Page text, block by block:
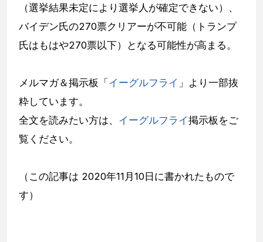
（選挙結果未定により選挙人が確定できない）、
バイデン氏の270票クリアーが不可能（トランプ
氏はもはや270票以下）となる可能性が高まる。
メルマガ＆掲示板「 イーグルフライ 」より一部抜
粋しています。
全文を読みたい方は、 イーグルフライ掲示板をご
覧ください。
（この記事は 2020年11月10日に書かれたもので
す）